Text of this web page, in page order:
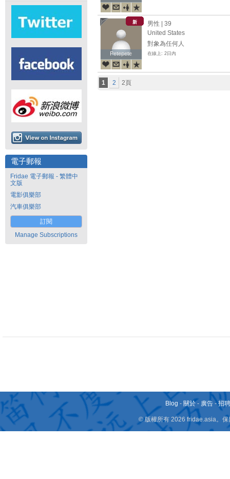
電子郵報
Fridae 電子郵報 - 繁體中
文版
電影俱樂部
汽車俱樂部
訂閱
Manage Subscriptions
Petepete
Petepete
新
男性 | 39
United States
對象為任何人
在線上: 2日內
1 2 2頁
Blog - 關於 - 廣告 -招
© 版權所有 2026 fridae.asia。